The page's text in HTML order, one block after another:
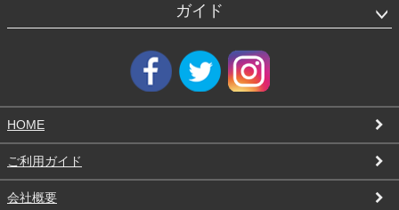
ガイド
HOME
ご利用ガイド
会社概要